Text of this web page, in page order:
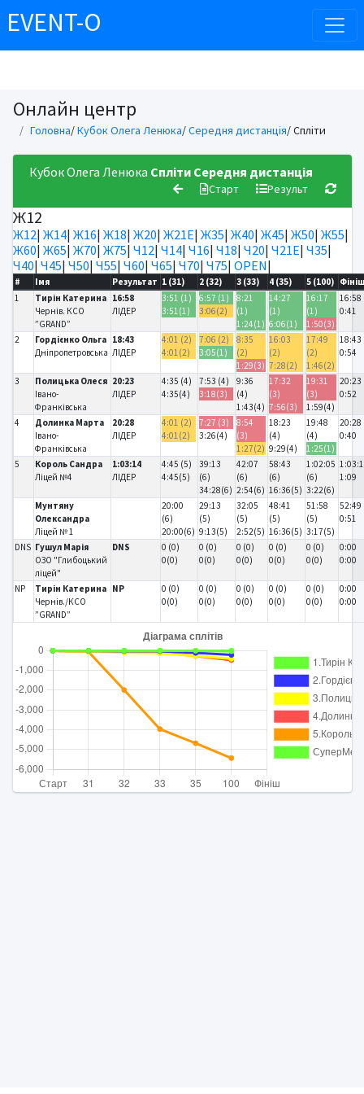
EVENT-O
Онлайн центр
Головна/Кубок Олега Ленюка/Середня дистанція/ Спліти
Кубок Олега Ленюка Спліти Середня дистанція
Старт Результ
Ж12
Ж12| Ж14| Ж16| Ж18| Ж20| Ж21Е| Ж35| Ж40| Ж45| Ж50| Ж55|
Ж60| Ж65| Ж70| Ж75| Ч12| Ч14| Ч16| Ч18| Ч20| Ч21Е| Ч35|
Ч40| Ч45| Ч50| Ч55| Ч60| Ч65| Ч70| Ч75| OPEN|
# Імя Результат 1 (31) 2 (32) 3 (33) 4 (35) 5 (100)
1
Тирін Катерина
Чернів. КСО
”GRAND”
16:58
ЛІДЕР
3:51 (1)
3:51(1)
6:57 (1)
3:06(2)
8:21
(1)
1:24(1)
14:27
(1)
6:06(1)
16:17
(1)
1:50(3)
16:58
0:41
2
Гордієнко Ольга
Дніпропетровська
18:43
ЛІДЕР
4:01 (2)
4:01(2)
7:06 (2)
3:05(1)
8:35
(2)
1:29(3)
16:03
(2)
7:28(2)
17:49
(2)
1:46(2)
18:43
0:54
3
Полицька Олеся
Івано-
Франківська
20:23
ЛІДЕР
4:35 (4)
4:35(4)
7:53 (4)
3:18(3)
9:36
(4)
1:43(4)
17:32
(3)
7:56(3)
19:31
(3)
1:59(4)
20:23
0:52
4
Долинка Марта
Івано-
Франківська
20:28
ЛІДЕР
4:01 (2)
4:01(2)
7:27 (3)
3:26(4)
8:54
(3)
1:27(2)
18:23
(4)
9:29(4)
19:48
(4)
1:25(1)
20:28
0:40
5
Король Сандра
Ліцей №4
1:03:14
ЛІДЕР
4:45 (5)
4:45(5)
39:13
(6)
34:28(6)
42:07
(6)
2:54(6)
58:43
(6)
16:36(5)
1:02:05
(6)
3:22(6)
1:09
Мунтяну
Олександра
Ліцей № 1
20:00
(6)
20:00(6)
29:13
(5)
9:13(5)
32:05
(5)
2:52(5)
48:41
(5)
16:36(5)
51:58
(5)
3:17(5)
52:49
0:51
DNS Гушул Марія
ОЗО "Глибоцький
ліцей"
DNS
0 (0)
0(0)
0 (0)
0(0)
0 (0)
0(0)
0 (0)
0(0)
0 (0)
0(0)
0:00
0:00
NP
Тирін Катерина
Чернів./КСО
”GRAND”
NP
0 (0)
0(0)
0 (0)
0(0)
0 (0)
0(0)
0 (0)
0(0)
0 (0)
0(0)
0:00
0:00